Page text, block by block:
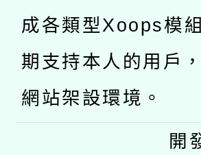
業技術研究
用水績優單
動」
115年8月22
桃園市孔廟
開 智慧啟航」
2026年桃園
成各類型Xoops模
期支持本人的用戶
網站架設環境。
開